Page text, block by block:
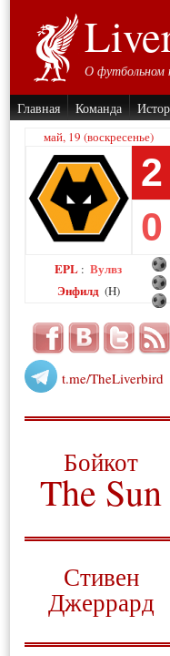
О футбольном
Главная Команда
май, 19 (воскресенье)
2
0
EPL : Вулвз
Энфилд (H)
t.me/TheLiverbird
Бойкот
The Sun
Стивен
Джеррард